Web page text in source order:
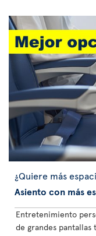
¿Quiere más
Asiento con más
Entretenimiento
de grandes